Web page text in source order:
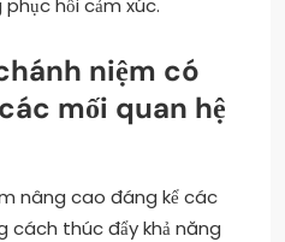
hồi cảm xúc.
niệm có
mối quan hệ
nâng cao đáng kể các
cách thúc đẩy khả năng